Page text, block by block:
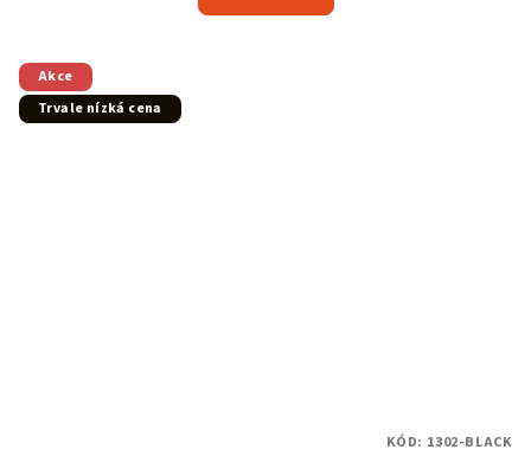
Akce
Trvale nízká cena
KÓD: 1302-BLACK